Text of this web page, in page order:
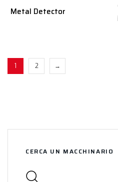
Metal Detector
1 2 →
CERCA UN MACCHINARIO